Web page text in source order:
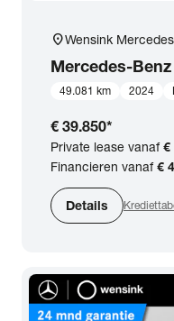
location_onWensink
Mercedes-Benz
49.081 km 2024
€ 39.850*
Private lease vanaf€
Financieren vanaf€
Details